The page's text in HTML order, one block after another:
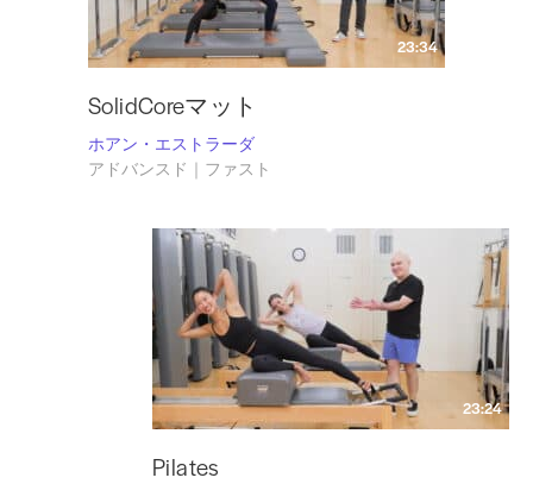
23:34
SolidCoreマット
ホアン・エストラーダ
アドバンスド｜ファスト
23:24
Pilates